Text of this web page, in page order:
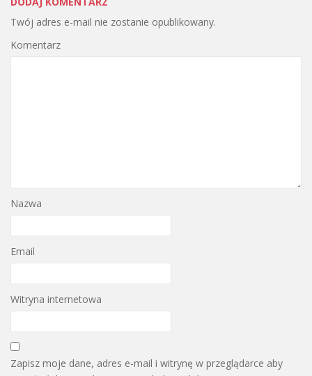
Twój adres e-mail nie zostanie opublikowany.
Komentarz
Nazwa
Email
Witryna internetowa
Zapisz moje dane, adres e-mail i witrynę w przeglądarce aby